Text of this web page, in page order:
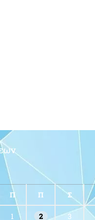
Π Π Σ
1 2 3